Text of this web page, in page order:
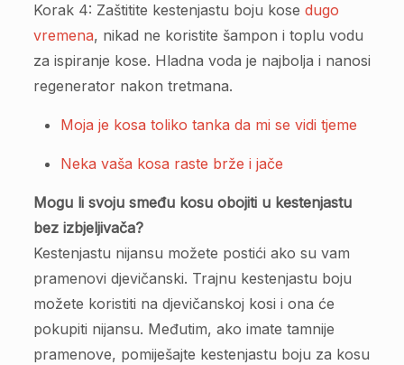
Korak 4: Zaštitite kestenjastu boju kose dugo
vremena, nikad ne koristite šampon i toplu vodu
za ispiranje kose. Hladna voda je najbolja i nanosi
regenerator nakon tretmana.
Moja je kosa toliko tanka da mi se vidi tjeme
Neka vaša kosa raste brže i jače
Mogu li svoju smeđu kosu obojiti u kestenjastu
bez izbjeljivača?
Kestenjastu nijansu možete postići ako su vam
pramenovi djevičanski. Trajnu kestenjastu boju
možete koristiti na djevičanskoj kosi i ona će
pokupiti nijansu. Međutim, ako imate tamnije
pramenove, pomiješajte kestenjastu boju za kosu